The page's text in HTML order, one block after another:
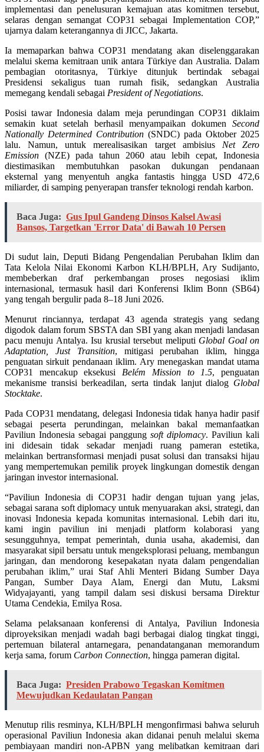
implementasi dan penelusuran kemajuan atas komitmen tersebut,
selaras dengan semangat COP31 sebagai Implementation COP,”
ujarnya dalam keterangannya di JICC, Jakarta.
Ia memaparkan bahwa COP31 mendatang akan diselenggarakan
melalui skema kemitraan unik antara Türkiye dan Australia. Dalam
pembagian otoritasnya, Türkiye ditunjuk bertindak sebagai
Presidensi sekaligus tuan rumah fisik, sedangkan Australia
memegang kendali sebagai President of Negotiations.
Posisi tawar Indonesia dalam meja perundingan COP31 diklaim
semakin kuat setelah berhasil menyampaikan dokumen Second
Nationally Determined Contribution (SNDC) pada Oktober 2025
lalu. Namun, untuk merealisasikan target ambisius Net Zero
Emission (NZE) pada tahun 2060 atau lebih cepat, Indonesia
diestimasikan membutuhkan pasokan dukungan pendanaan
eksternal yang menyentuh angka fantastis hingga USD 472,6
miliarder, di samping penyerapan transfer teknologi rendah karbon.
Baca Juga: Gus Ipul Gandeng Dinsos Kalsel Awasi
Bansos, Targetkan 'Error Data' di Bawah 10 Persen
Di sudut lain, Deputi Bidang Pengendalian Perubahan Iklim dan
Tata Kelola Nilai Ekonomi Karbon KLH/BPLH, Ary Sudijanto,
membeberkan draf perkembangan proses negosiasi iklim
internasional, termasuk hasil dari Konferensi Iklim Bonn (SB64)
yang tengah bergulir pada 8–18 Juni 2026.
Menurut rinciannya, terdapat 43 agenda strategis yang sedang
digodok dalam forum SBSTA dan SBI yang akan menjadi landasan
pacu menuju Antalya. Isu krusial tersebut meliputi Global Goal on
Adaptation, Just Transition, mitigasi perubahan iklim, hingga
penguatan sirkuit pendanaan iklim. Ary menegaskan mandat utama
COP31 mencakup eksekusi Belém Mission to 1.5, penguatan
mekanisme transisi berkeadilan, serta tindak lanjut dialog Global
Stocktake.
Pada COP31 mendatang, delegasi Indonesia tidak hanya hadir pasif
sebagai peserta perundingan, melainkan bakal memanfaatkan
Paviliun Indonesia sebagai panggung soft diplomacy. Paviliun kali
ini didesain tidak sekadar menjadi ruang pameran estetika,
melainkan bertransformasi menjadi pusat solusi dan transaksi hijau
yang mempertemukan pemilik proyek lingkungan domestik dengan
jaringan investor internasional.
“Paviliun Indonesia di COP31 hadir dengan tujuan yang jelas,
sebagai sarana soft diplomacy untuk menyuarakan aksi, strategi, dan
inovasi Indonesia kepada komunitas internasional. Lebih dari itu,
kami ingin paviliun ini menjadi platform kolaborasi yang
sesungguhnya, tempat pemerintah, dunia usaha, akademisi, dan
masyarakat sipil bersatu untuk mengeksplorasi peluang, membangun
jaringan, dan mendorong kesepakatan nyata dalam pengendalian
perubahan iklim,” urai Staf Ahli Menteri Bidang Sumber Daya
Pangan, Sumber Daya Alam, Energi dan Mutu, Laksmi
Widyajayanti, yang tampil dalam sesi diskusi bersama Direktur
Utama Cendekia, Emilya Rosa.
Selama pelaksanaan konferensi di Antalya, Paviliun Indonesia
diproyeksikan menjadi wadah bagi berbagai dialog tingkat tinggi,
pertemuan bilateral antarnegara, penandatanganan memorandum
kerja sama, forum Carbon Connection, hingga pameran digital.
Baca Juga: Presiden Prabowo Tegaskan Komitmen
Mewujudkan Kedaulatan Pangan
Menutup rilis resminya, KLH/BPLH mengonfirmasi bahwa seluruh
operasional Paviliun Indonesia akan didanai penuh melalui skema
pembiayaan mandiri non-APBN yang melibatkan kemitraan dari